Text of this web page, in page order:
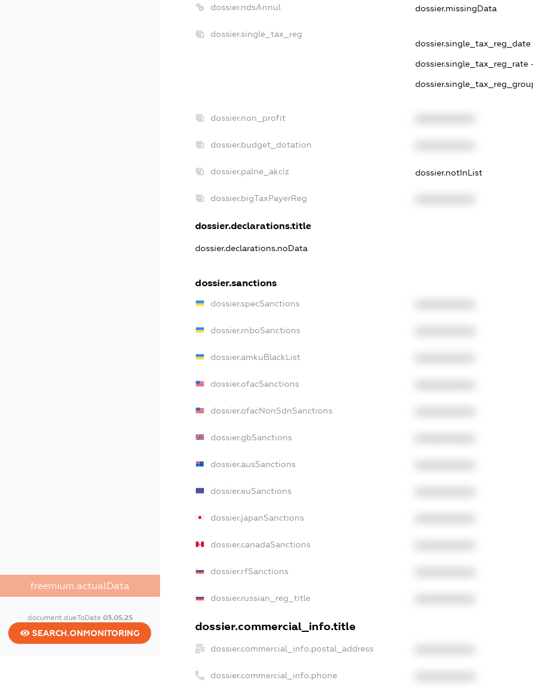
freemium.actualData
document.dueToDate 03.05.25
SEARCH.ONMONITORING
dossier.ndsAnnul dossier.missingData
dossier.single_tax_reg
dossier.single_tax_reg_date
dossier.single_tax_reg_rate
dossier.non_profit
dossier.budget_dotation
dossier.palne_akciz dossier.notInList
dossier.bigTaxPayerReg
dossier.declarations.title
dossier.declarations.noData
dossier.sanctions
dossier.specSanctions
dossier.rnboSanctions
dossier.amkuBlackList
dossier.ofacSanctions
dossier.ofacNonSdnSanctions
dossier.gbSanctions
dossier.ausSanctions
dossier.euSanctions
dossier.japanSanctions
dossier.canadaSanctions
dossier.rfSanctions
dossier.russian_reg_title
dossier.commercial_info.title
dossier.commercial_info.postal_address
dossier.commercial_info.phone